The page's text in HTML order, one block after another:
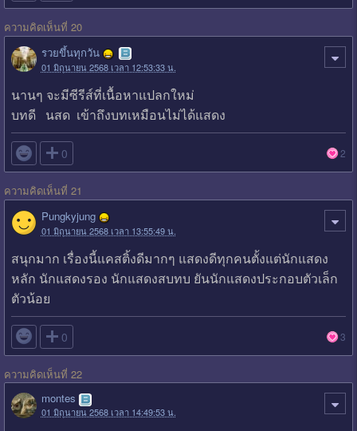
ความคิดเห็นที่ 20
รวยขึ้นทุกวัน
01 มิถุนายน 2568 เวลา 12:53:33 น.
นานๆ จะมีซีรีส์ที่เนื้อหาแปลกใหม่
บทดี นสด เข้าถึงบทเหมือนไม่ได้แสดง
 0 2
ความคิดเห็นที่ 21
Pungkyjung
01 มิถุนายน 2568 เวลา 13:55:49 น.
สนุกมาก เรื่องนี้แคสติ้งดีมากๆ แสดงดีทุกคนตั้งแต่นักแสดง
หลัก นักแสดงรอง นักแสดงสบทบ ยันนักแสดงประกอบตัวเล็ก
ตัวน้อย
 0 3
ความคิดเห็นที่ 22
montes
01 มิถุนายน 2568 เวลา 14:49:53 น.